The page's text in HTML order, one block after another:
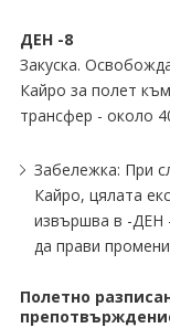
ДЕН -8
Закуска.
Кайро за полет
трансфер - около
Забележка: При
Кайро, цялата
извършва в -ДЕН
да прави
Полетно